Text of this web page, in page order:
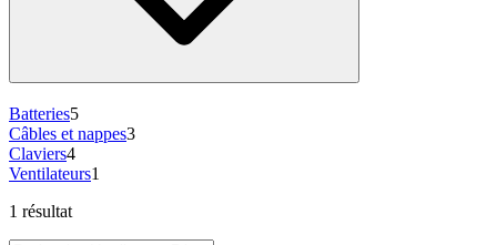
Batteries5
Câbles et nappes3
Claviers4
Ventilateurs1
1 résultat